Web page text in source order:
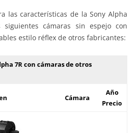
las características de la Sony Alpha
cámaras sin espejo con
estilo réflex de otros fabricantes:
7R con cámaras de otros
Cámara
Año
Precio